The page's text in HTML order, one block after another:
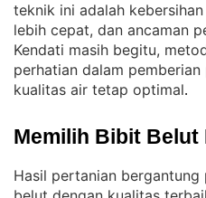
teknik ini adalah
lebih cepat, dan ancaman
Kendati masih begitu,
perhatian dalam
kualitas air tetap optimal.
Memilih Bibit Belut
Hasil pertanian